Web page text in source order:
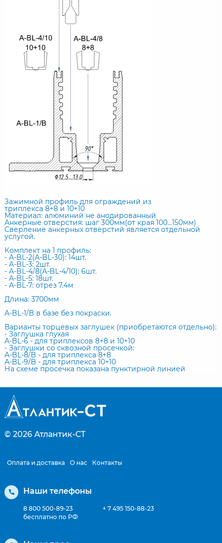
Зажимной профиль для ограждений из
триплекса 8+8 и 10+10
Материал: алюминий не анодированный
Анкерные отверстия: шаг 300мм(от края 100...150мм)
Сверление анкерных отверстий является отдельной
услугой.
Комплект на 1 профиль:
- A-BL-2(A-BL-30): 14шт.
- A-BL-3: 2шт.
- A-BL-4/8(A-BL-4/10): 6шт.
- A-BL-5: 18шт.
- A-BL-7: отрез 7.4м
Длина: 3700мм
А-BL-1/B в базе без покраски.
Варианты торцевых заглушек (приобретаются отдельно):
- Заглушка глухая
А-BL-6 - для триплексов 8+8 и 10+10
- Заглушки со сквозной просечкой:
А-BL-8/B - для триплекса 8+8
А-BL-9/B - для триплекса 10+10
На схеме просечка показана пунктирной линией
© 2026 Атлантик-СТ
Оплата и доставка О нас Контакты
Наши телефоны
8 800 500-89-23
бесплатно по РФ
+ 7 495 150-88-23